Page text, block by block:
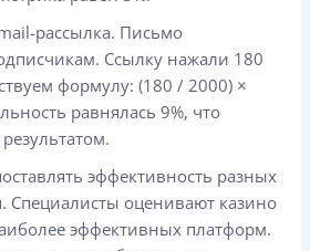
рассылка. Письмо
Ссылку нажали 180
формулу: (180 / 2000) ×
равнялась 9%, что
эффективность разных
Специалисты оценивают казино
эффективных платформ.